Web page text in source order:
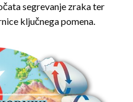
segrevanje zraka ter
ključnega pomena.